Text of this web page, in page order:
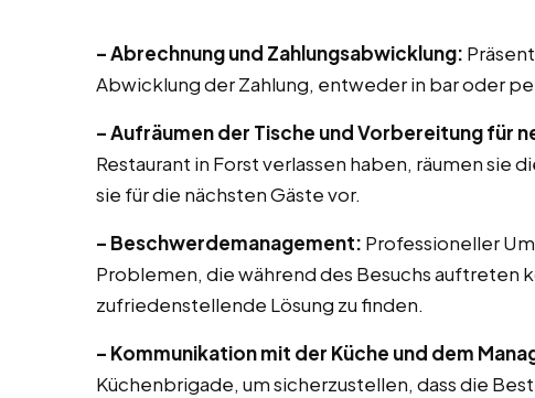
– Abrechnung und Zahlungsabwicklung:
Abwicklung der Zahlung, entweder in bar oder
– Aufräumen der Tische und Vorbereitung für
Restaurant in Forst verlassen haben, räumen sie
sie für die nächsten Gäste vor.
– Beschwerdemanagement: Professioneller
Problemen, die während des Besuchs auftreten
zufriedenstellende Lösung zu finden.
– Kommunikation mit der Küche und dem
Küchenbrigade, um sicherzustellen, dass die